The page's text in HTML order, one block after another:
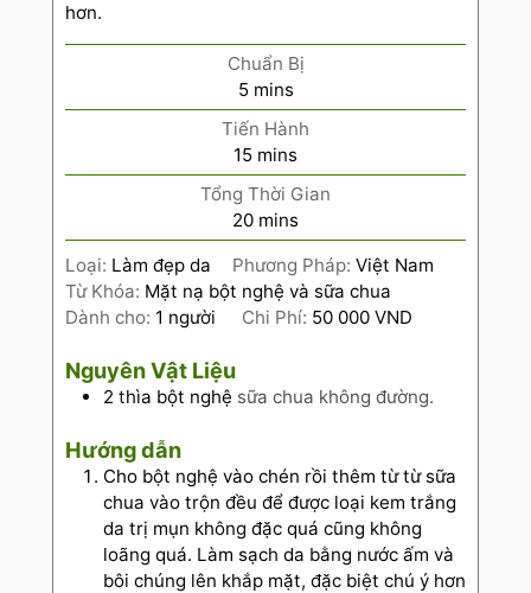
hơn.
Chuẩn Bị
5 mins
Tiến Hành
15 mins
Tổng Thời Gian
20 mins
Loại: Làm đẹp da Phương Pháp: Việt Nam
Từ Khóa: Mặt nạ bột nghệ và sữa chua
Dành cho: 1 người Chi Phí: 50 000 VND
Nguyên Vật Liệu
2 thìa bột nghệ sữa chua không đường.
Hướng dẫn
Cho bột nghệ vào chén rồi thêm từ từ sữa
chua vào trộn đều để được loại kem trắng
da trị mụn không đặc quá cũng không
loãng quá. Làm sạch da bằng nước ấm và
bôi chúng lên khắp mặt, đặc biệt chú ý hơn